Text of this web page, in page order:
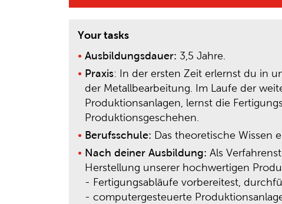
Your tasks
Ausbildungsdauer: 3,5 Jahre.
Praxis: In der ersten Zeit erlernst du in
der Metallbearbeitung. Im Laufe der
Produktionsanlagen, lernst die
Produktionsgeschehen.
Berufsschule: Das theoretische Wissen
Nach deiner Ausbildung: Als
Herstellung unserer hochwertigen
- Fertigungsabläufe vorbereitest,
- computergesteuerte